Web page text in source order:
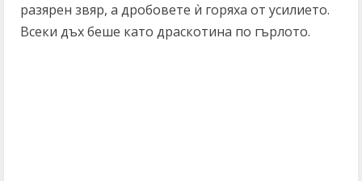
разярен звяр, а дробовете ѝ горяха от усилието.
Всеки дъх беше като драскотина по гърлото.